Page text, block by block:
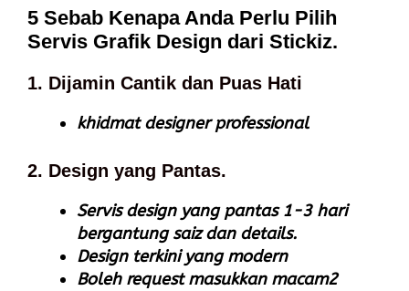
5 Sebab Kenapa Anda Perlu Pilih
Servis Grafik Design dari Stickiz.
1. Dijamin Cantik dan Puas Hati
khidmat designer professional
2. Design yang Pantas.
Servis design yang pantas 1-3 hari
bergantung saiz dan details.
Design terkini yang modern
Boleh request masukkan macam2